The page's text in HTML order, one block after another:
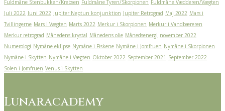
Fuldmåne Stenbukken/Krebsen Fuldmåne Tyren/Skorpionen Fuldmåne Vædderen/Vægten
Juli 2022 Juni 2022 Jupiter Neptun konjunktion Jupiter Retrograd Maj 2022 Mars i
Tvillingerne Mars i Vægten Marts 2022 Merkur i Skorpionen Merkur i Vandbæreren
Merkur retrograd Månedens krystal Månedens olie Månedsenergi november 2022
Numerologi Nymåne eklipse Nymåne i Fiskene Nymåne i Jomfruen Nymåne i Skorpionen
Nymåne i Skytten Nymåne i Vægten Oktober 2022 September 2021 September 2022
Solen i Jomfruen Venus i Skytten
Lunaracademy